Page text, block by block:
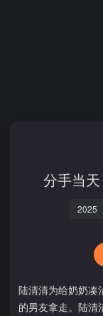
分手当
2025
陆清清为给奶奶凑
的男友拿走。陆清